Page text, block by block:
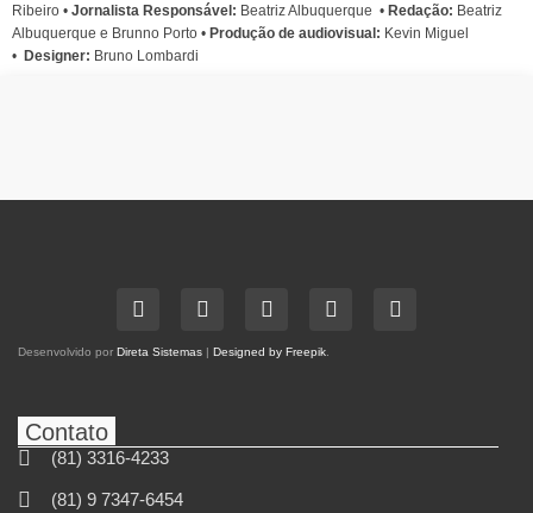
Ribeiro • Jornalista Responsável: Beatriz Albuquerque • Redação: Beatriz
Albuquerque e Brunno Porto • Produção de audiovisual: Kevin Miguel
• Designer: Bruno Lombardi
Desenvolvido por Direta Sistemas Designed by Freepik.
Contato
(81) 3316-4233
(81) 9 7347-6454